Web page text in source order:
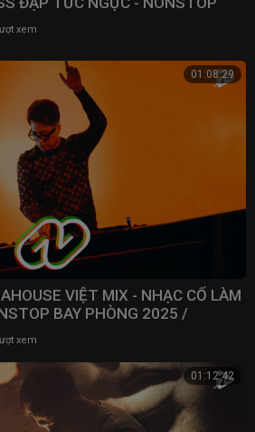
xem
01:08:29
VIỆT MIX - NHẠC CỔ LÀM
BAY PHÒNG 2025 /
xem
01:12:42